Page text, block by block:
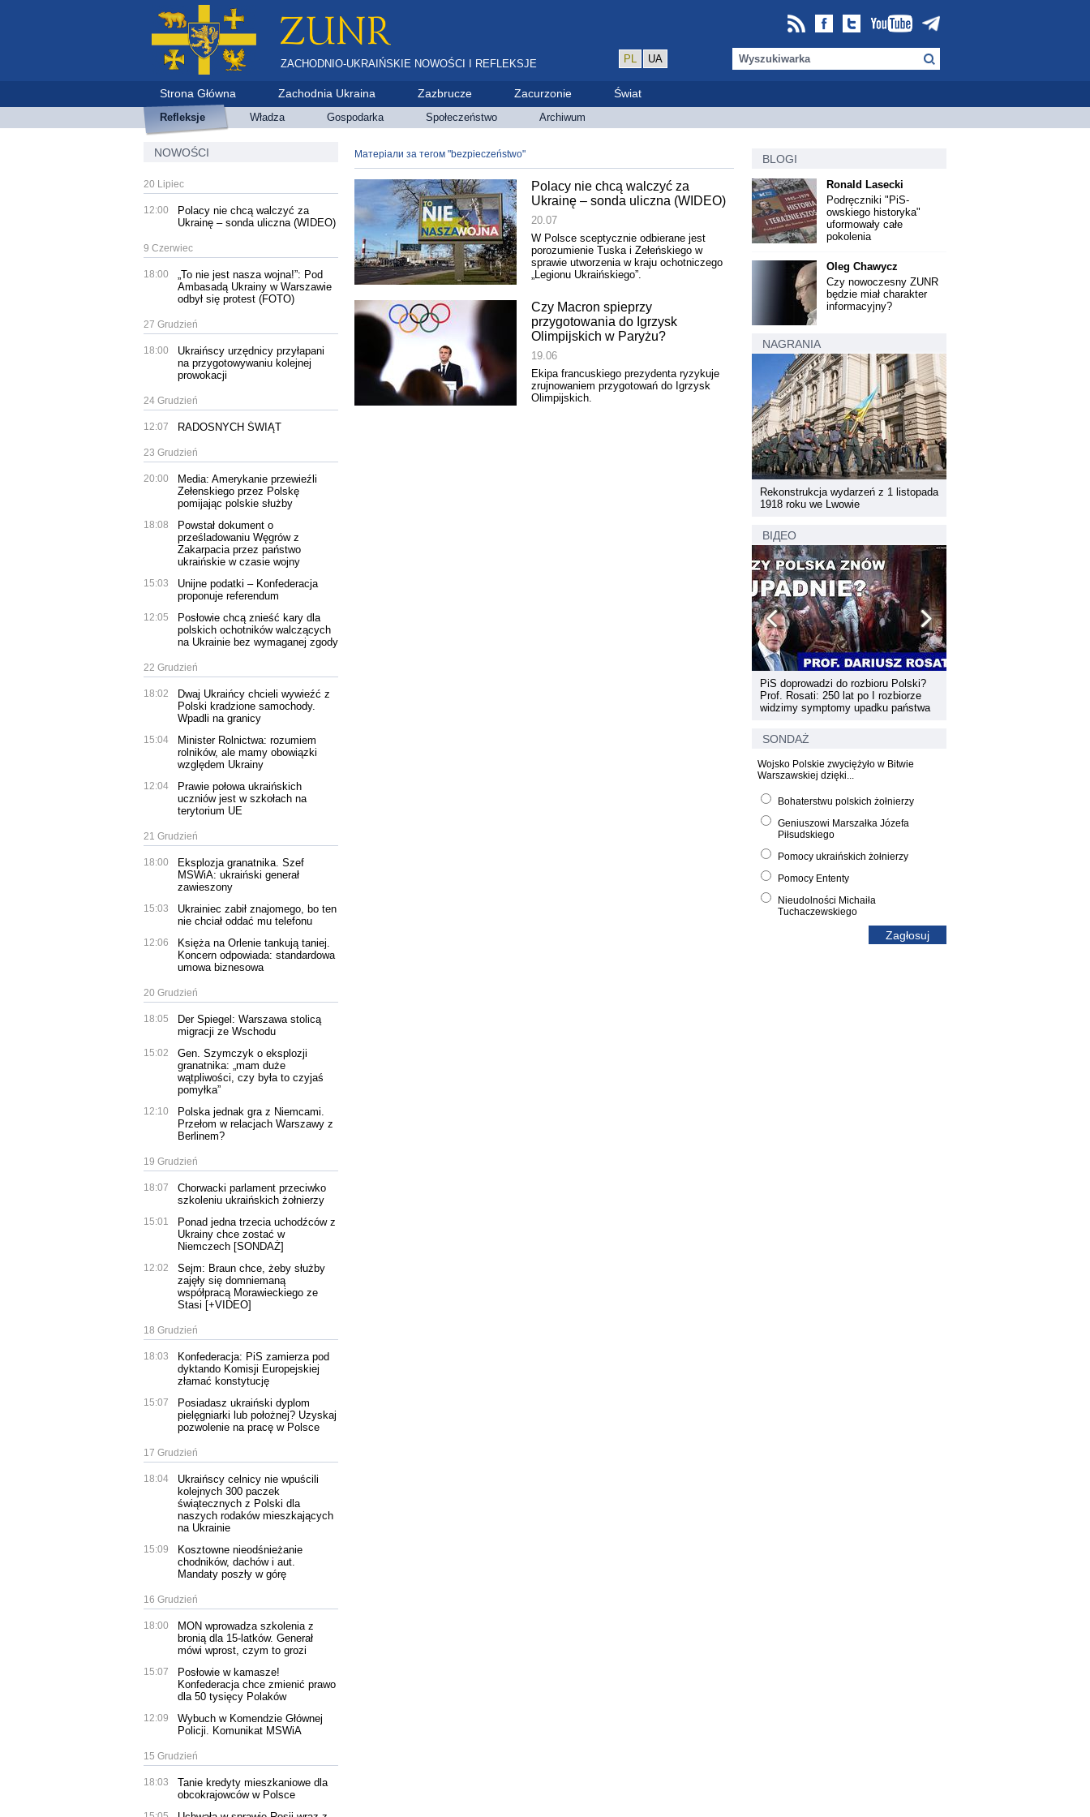
ZACHODNIO-UKRAIŃSKIE NOWOŚCI I REFLEKSJE PL UA
Strona Główna Zachodnia Ukraina Zazbrucze Zacurzonie Świat
Refleksje Władza Gospodarka Społeczeństwo Archiwum
NOWOŚCI
20 Lipiec
12:00
Polacy nie chcą walczyć za
Ukrainę – sonda uliczna (WIDEO)
9 Czerwiec
18:00
„To nie jest nasza wojna!”: Pod
Ambasadą Ukrainy w Warszawie
odbył się protest (FOTO)
27 Grudzień
18:00
Ukraińscy urzędnicy przyłapani
na przygotowywaniu kolejnej
prowokacji
24 Grudzień
12:07 RADOSNYCH ŚWIĄT
23 Grudzień
20:00
Media: Amerykanie przewieźli
Zełenskiego przez Polskę
pomijając polskie służby
18:08
Powstał dokument o
prześladowaniu Węgrów z
Zakarpacia przez państwo
ukraińskie w czasie wojny
15:03
Unijne podatki – Konfederacja
proponuje referendum
12:05
Posłowie chcą znieść kary dla
polskich ochotników walczących
na Ukrainie bez wymaganej zgody
22 Grudzień
18:02
Dwaj Ukraińcy chcieli wywieźć z
Polski kradzione samochody.
Wpadli na granicy
15:04
Minister Rolnictwa: rozumiem
rolników, ale mamy obowiązki
względem Ukrainy
12:04
Prawie połowa ukraińskich
uczniów jest w szkołach na
terytorium UE
21 Grudzień
18:00
Eksplozja granatnika. Szef
MSWiA: ukraiński generał
zawieszony
15:03
Ukrainiec zabił znajomego, bo ten
nie chciał oddać mu telefonu
12:06
Księża na Orlenie tankują taniej.
Koncern odpowiada: standardowa
umowa biznesowa
20 Grudzień
18:05
Der Spiegel: Warszawa stolicą
migracji ze Wschodu
15:02
Gen. Szymczyk o eksplozji
granatnika: „mam duże
wątpliwości, czy była to czyjaś
pomyłka”
12:10
Polska jednak gra z Niemcami.
Przełom w relacjach Warszawy z
Berlinem?
19 Grudzień
18:07
Chorwacki parlament przeciwko
szkoleniu ukraińskich żołnierzy
15:01
Ponad jedna trzecia uchodźców z
Ukrainy chce zostać w
Niemczech [SONDAŻ]
12:02
Sejm: Braun chce, żeby służby
zajęły się domniemaną
współpracą Morawieckiego ze
Stasi [+VIDEO]
18 Grudzień
18:03
Konfederacja: PiS zamierza pod
dyktando Komisji Europejskiej
złamać konstytucję
15:07
Posiadasz ukraiński dyplom
pielęgniarki lub położnej? Uzyskaj
pozwolenie na pracę w Polsce
17 Grudzień
18:04
Ukraińscy celnicy nie wpuścili
kolejnych 300 paczek
świątecznych z Polski dla
naszych rodaków mieszkających
na Ukrainie
15:09
Kosztowne nieodśnieżanie
chodników, dachów i aut.
Mandaty poszły w górę
16 Grudzień
18:00
MON wprowadza szkolenia z
bronią dla 15-latków. Generał
mówi wprost, czym to grozi
15:07
Posłowie w kamasze!
Konfederacja chce zmienić prawo
dla 50 tysięcy Polaków
12:09
Wybuch w Komendzie Głównej
Policji. Komunikat MSWiA
15 Grudzień
18:03
Tanie kredyty mieszkaniowe dla
obcokrajowców w Polsce
Матеріали за тегом "bezpieczeństwo"
Polacy nie chcą walczyć za
Ukrainę – sonda uliczna (WIDEO)
20.07
W Polsce sceptycznie odbierane jest
porozumienie Tuska i Zełeńskiego w
sprawie utworzenia w kraju ochotniczego
„Legionu Ukraińskiego”.
Czy Macron spieprzy
przygotowania do Igrzysk
Olimpijskich w Paryżu?
19.06
Ekipa francuskiego prezydenta ryzykuje
zrujnowaniem przygotowań do Igrzysk
Olimpijskich.
BLOGI
Ronald Lasecki
Podręczniki "PiS-
owskiego historyka"
uformowały całe
pokolenia
Oleg Chawycz
Czy nowoczesny ZUNR
będzie miał charakter
informacyjny?
NAGRANIA
Rekonstrukcja wydarzeń z 1 listopada
1918 roku we Lwowie
ВІДЕО
PiS doprowadzi do rozbioru Polski?
Prof. Rosati: 250 lat po I rozbiorze
widzimy symptomy upadku państwa
SONDAŻ
Wojsko Polskie zwyciężyło w Bitwie
Warszawskiej dzięki...
Bohaterstwu polskich żołnierzy
Geniuszowi Marszałka Józefa
Piłsudskiego
Pomocy ukraińskich żołnierzy
Pomocy Ententy
Nieudolności Michaiła
Tuchaczewskiego